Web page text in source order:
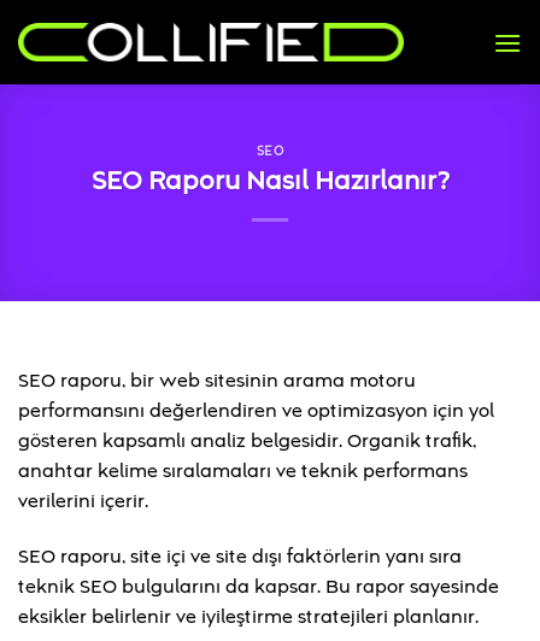
atla
SEO
SEO Raporu Nasıl Hazırlanır?
SEO raporu, bir web sitesinin arama motoru
performansını değerlendiren ve optimizasyon için yol
gösteren kapsamlı analiz belgesidir. Organik trafik,
anahtar kelime sıralamaları ve teknik performans
verilerini içerir.
SEO raporu, site içi ve site dışı faktörlerin yanı sıra
teknik SEO bulgularını da kapsar. Bu rapor sayesinde
eksikler belirlenir ve iyileştirme stratejileri planlanır.